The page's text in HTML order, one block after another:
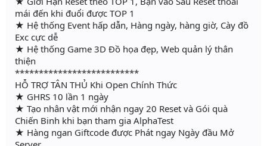
mái đến khi đuổi được TOP 1
★ Hệ thống Event hấp dẫn, Hàng ngày, hàng giờ, Cày đồ
Exc cực dễ
★ Hệ thống Game 3D Đồ họa đẹp, Web quản lý thân
thiện
**************************
HỖ TRỢ TÂN THỦ Khi Open Chính Thức
★ GHRS 10 lần 1 ngày
★ Tạo nhân vật mới nhận ngay 20 Reset và Gói quà
Chiến Binh khi bạn tham gia AlphaTest
★ Hàng ngan Giftcode được Phát ngay Ngày đầu Mở